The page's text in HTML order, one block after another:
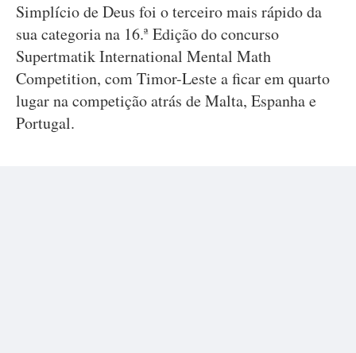
Simplício de Deus foi o terceiro mais rápido da
sua categoria na 16.ª Edição do concurso
Supertmatik International Mental Math
Competition, com Timor-Leste a ficar em quarto
lugar na competição atrás de Malta, Espanha e
Portugal.